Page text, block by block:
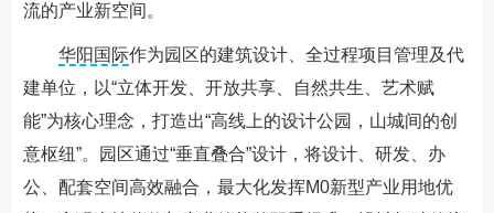
流的产业新空间。
华阳国际作为园区的建筑设计、全过程项目管理及代
建单位，以“立体开发、开放共享、自然共生、艺术赋
能”为核心理念，打造出“高线上的设计公园，山城间的创
意枢纽”。园区通过“垂直叠合”设计，将设计、研发、办
公、配套空间高效融合，最大化发挥M0新型产业用地优